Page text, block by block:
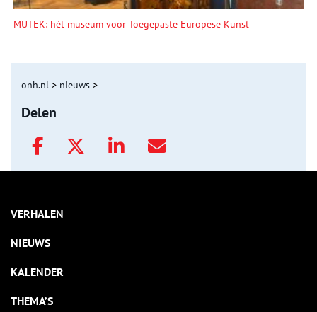
MUTEK: hét museum voor Toegepaste Europese Kunst
onh.nl > nieuws >
Delen
VERHALEN
NIEUWS
KALENDER
THEMA’S